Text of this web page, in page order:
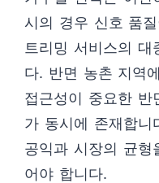
시의 경우 신호 품
트리밍 서비스의 대
다. 반면 농촌 지역
접근성이 중요한 반
가 동시에 존재합니
공익과 시장의 균형
어야 합니다.